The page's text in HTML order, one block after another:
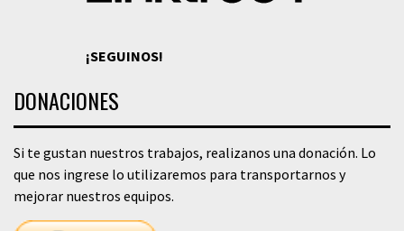
¡SEGUINOS!
DONACIONES
Si te gustan nuestros trabajos, realizanos una donación. Lo
que nos ingrese lo utilizaremos para transportarnos y
mejorar nuestros equipos.